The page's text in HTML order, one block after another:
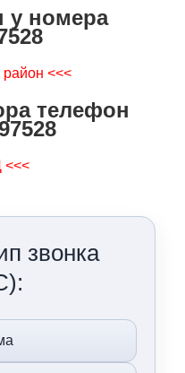
у номера
<<<
телефон
звонка